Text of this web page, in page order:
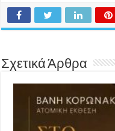
Σχετικά Άρθρα